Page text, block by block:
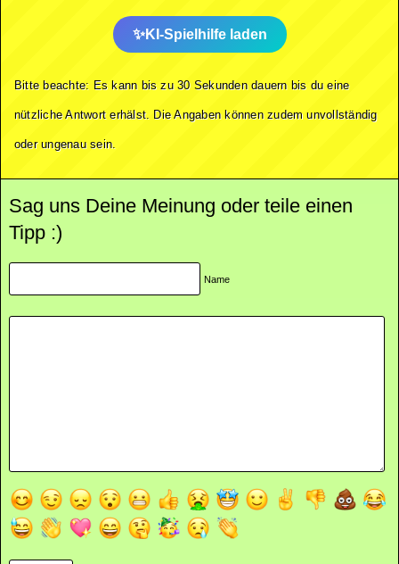
KI-Spielhilfe laden
Bitte beachte: Es kann bis zu 30 Sekunden dauern bis du eine
nützliche Antwort erhälst. Die Angaben können zudem unvollständig
oder ungenau sein.
Sag uns Deine Meinung oder teile einen
Tipp :)
Name